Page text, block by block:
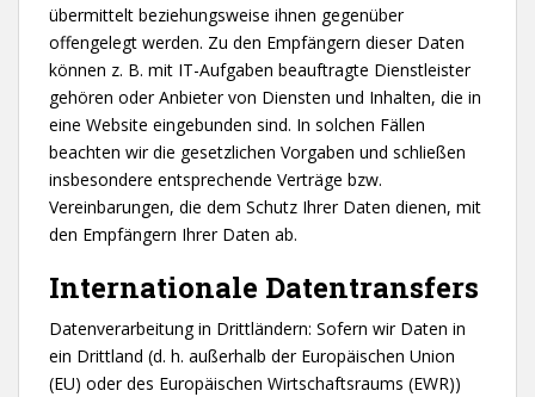
übermittelt beziehungsweise ihnen gegenüber
offengelegt werden. Zu den Empfängern dieser Daten
können z. B. mit IT-Aufgaben beauftragte Dienstleister
gehören oder Anbieter von Diensten und Inhalten, die in
eine Website eingebunden sind. In solchen Fällen
beachten wir die gesetzlichen Vorgaben und schließen
insbesondere entsprechende Verträge bzw.
Vereinbarungen, die dem Schutz Ihrer Daten dienen, mit
den Empfängern Ihrer Daten ab.
Internationale Datentransfers
Datenverarbeitung in Drittländern: Sofern wir Daten in
ein Drittland (d. h. außerhalb der Europäischen Union
(EU) oder des Europäischen Wirtschaftsraums (EWR))